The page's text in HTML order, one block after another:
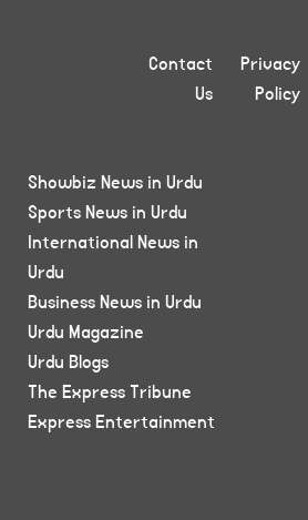
Privacy
Policy
Contact
Us
Showbiz News in Urdu
Sports News in Urdu
International News in
Urdu
Business News in Urdu
Urdu Magazine
Urdu Blogs
The Express Tribune
Express Entertainment